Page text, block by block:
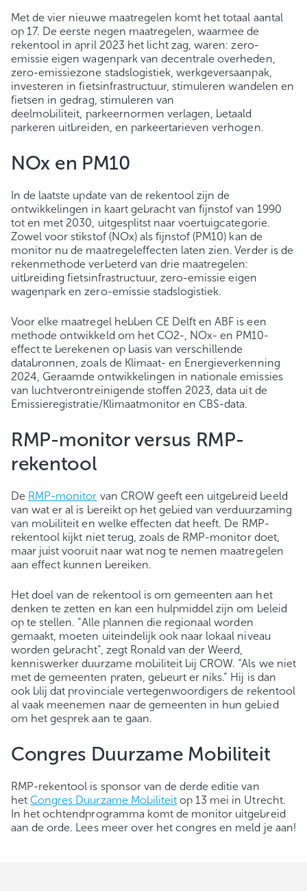
Met de vier nieuwe maatregelen komt het totaal aantal
op 17. De eerste negen maatregelen, waarmee de
rekentool in april 2023 het licht zag, waren: zero-
emissie eigen wagenpark van decentrale overheden,
zero-emissiezone stadslogistiek, werkgeversaanpak,
investeren in fietsinfrastructuur, stimuleren wandelen en
fietsen in gedrag, stimuleren van
deelmobiliteit, parkeernormen verlagen, betaald
parkeren uitbreiden, en parkeertarieven verhogen.
NOx en PM10
In de laatste update van de rekentool zijn de
ontwikkelingen in kaart gebracht van fijnstof van 1990
tot en met 2030, uitgesplitst naar voertuigcategorie.
Zowel voor stikstof (NOx) als fijnstof (PM10) kan de
monitor nu de maatregeleffecten laten zien. Verder is de
rekenmethode verbeterd van drie maatregelen:
uitbreiding fietsinfrastructuur, zero-emissie eigen
wagenpark en zero-emissie stadslogistiek.
Voor elke maatregel hebben CE Delft en ABF is een
methode ontwikkeld om het CO2-, NOx- en PM10-
effect te berekenen op basis van verschillende
databronnen, zoals de Klimaat- en Energieverkenning
2024, Geraamde ontwikkelingen in nationale emissies
van luchtverontreinigende stoffen 2023, data uit de
Emissieregistratie/Klimaatmonitor en CBS-data.
RMP-monitor versus RMP-
rekentool
De RMP-monitor van CROW geeft een uitgebreid beeld
van wat er al is bereikt op het gebied van verduurzaming
van mobiliteit en welke effecten dat heeft. De RMP-
rekentool kijkt niet terug, zoals de RMP-monitor doet,
maar juist vooruit naar wat nog te nemen maatregelen
aan effect kunnen bereiken.
Het doel van de rekentool is om gemeenten aan het
denken te zetten en kan een hulpmiddel zijn om beleid
op te stellen. “Alle plannen die regionaal worden
gemaakt, moeten uiteindelijk ook naar lokaal niveau
worden gebracht”, zegt Ronald van der Weerd,
kenniswerker duurzame mobiliteit bij CROW. “Als we niet
met de gemeenten praten, gebeurt er niks.” Hij is dan
ook blij dat provinciale vertegenwoordigers de rekentool
al vaak meenemen naar de gemeenten in hun gebied
om het gesprek aan te gaan.
Congres Duurzame Mobiliteit
RMP-rekentool is sponsor van de derde editie van
het Congres Duurzame Mobiliteit op 13 mei in Utrecht.
In het ochtendprogramma komt de monitor uitgebreid
aan de orde. Lees meer over het congres en meld je aan!